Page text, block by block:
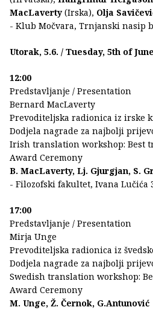
MacLaverty(Irska), Olja
- Klub Močvara, Trnjanski nasip
Utorak, 5.6. / Tuesday, 5th of June
12:00
Predstavljanje / Presentation
Bernard MacLaverty
Prevoditeljska radionica iz irske
Dodjela nagrade za najbolji
Irish translation workshop: Best
Award Ceremony
B. MacLaverty, Lj. Gjurgjan, S.
- Filozofski fakultet, Ivana Lučića
17:00
Predstavljanje / Presentation
Mirja Unge
Prevoditeljska radionica iz
Dodjela nagrade za najbolji
Swedish translation workshop:
Award Ceremony
M. Unge, Ž. Černok, G.Antunović